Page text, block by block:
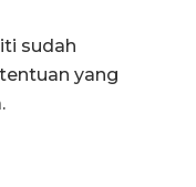
sudah
yang